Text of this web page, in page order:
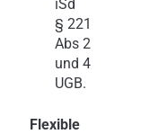
iSd
§ 221
Abs 2
und 4
UGB.
Flexible